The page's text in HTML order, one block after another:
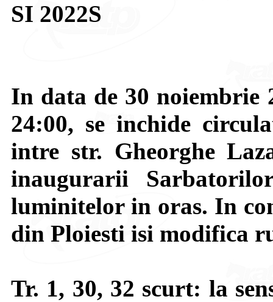
SI 2022S
In data de 30
24:00, se inchide
intre str. Gheorghe
inaugurarii
luminitelor in oras. In
din Ploiesti isi modifica
Tr. 1, 30, 32 scurt: la